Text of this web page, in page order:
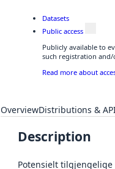
Datasets
Public access
Publicly available to
such registration and/
Read more about
OverviewDistributions &
Description
Potensielt